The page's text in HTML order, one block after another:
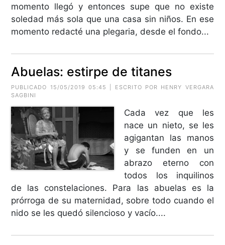
momento llegó y entonces supe que no existe
soledad más sola que una casa sin niños. En ese
momento redacté una plegaria, desde el fondo...
Abuelas: estirpe de titanes
PUBLICADO 15/05/2019 05:45 | ESCRITO POR HENRY VERGARA
SAGBINI
Cada vez que les
nace un nieto, se les
agigantan las manos
y se funden en un
abrazo eterno con
todos los inquilinos
de las constelaciones. Para las abuelas es la
prórroga de su maternidad, sobre todo cuando el
nido se les quedó silencioso y vacío....